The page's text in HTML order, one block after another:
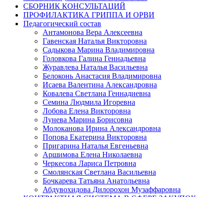
СБОРНИК КОНСУЛЬТАЦИЙ
ПРОФИЛАКТИКА ГРИППА И ОРВИ
Педагогический состав
Антамонова Вера Алексеевна
Гавенская Наталья Викторовна
Садыкова Марина Владимировна
Головкова Галина Геннадьевна
Журавлева Наталья Васильевна
Белоконь Анастасия Владимировна
Исаева Валентина Александровна
Ковалева Светлана Геннадиевна
Семина Людмила Игоревна
Лобова Елена Викторовна
Лунева Марина Борисовна
Молоканова Ирина Александровна
Попова Екатерина Викторовна
Пригарина Наталья Евгеньевна
Аршимова Елена Николаевна
Черкесова Лариса Петровна
Смолянская Светлана Васильевна
Бочкарева Татьяна Анатольевна
Абдувохидова Дилорохон Музаффаровна